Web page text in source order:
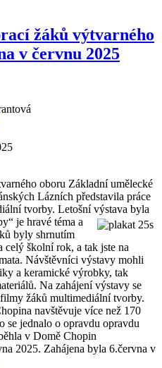
žáků výtvarného
v červnu 2025
oboru Základní umělecké
Lázních představila práce
tvorby. Letošní výstava byla
je hravé téma a
byly shrnutím
celý školní rok, a tak jste na
Návštěvníci výstavy mohli
a keramické výrobky, tak
Na zahájení výstavy se
žáků multimediální tvorby.
navštěvuje více než 170
se jednalo o opravdu opravdu
v Domě Chopin
2025. Zahájena byla 6.června v